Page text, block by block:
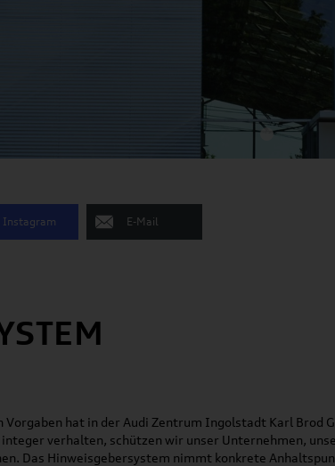
Instagram E-Mail
Vorgaben hat in der Audi Zentrum Ingolstadt Karl Brod
verhalten, schützen wir unser Unternehmen,
Das Hinweisgebersystem nimmt konkrete